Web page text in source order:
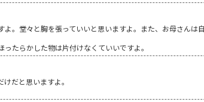
。堂々と胸を張っていいと思いますよ。また、お母さんは
たらかした物は片付けなくていいですよ。
だと思いますよ。